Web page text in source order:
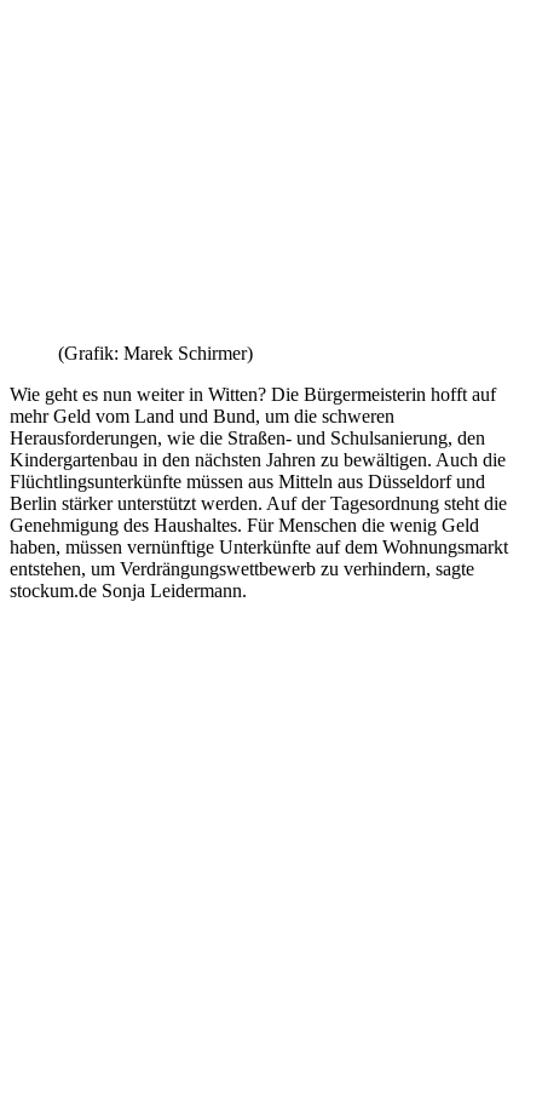
(Grafik: Marek Schirmer)
Wie geht es nun weiter in Witten? Die Bürgermeisterin hofft auf
mehr Geld vom Land und Bund, um die schweren
Herausforderungen, wie die Straßen- und Schulsanierung, den
Kindergartenbau in den nächsten Jahren zu bewältigen. Auch die
Flüchtlingsunterkünfte müssen aus Mitteln aus Düsseldorf und
Berlin stärker unterstützt werden. Auf der Tagesordnung steht die
Genehmigung des Haushaltes. Für Menschen die wenig Geld
haben, müssen vernünftige Unterkünfte auf dem Wohnungsmarkt
entstehen, um Verdrängungswettbewerb zu verhindern, sagte
stockum.de Sonja Leidermann.